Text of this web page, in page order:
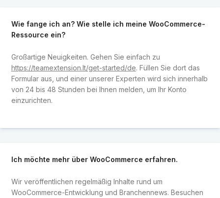
Wie fange ich an? Wie stelle ich meine WooCommerce-
Ressource ein?
Großartige Neuigkeiten. Gehen Sie einfach zu
https://teamextension.lt/get-started/de. Füllen Sie dort das
Formular aus, und einer unserer Experten wird sich innerhalb
von 24 bis 48 Stunden bei Ihnen melden, um Ihr Konto
einzurichten.
Ich möchte mehr über WooCommerce erfahren.
Wir veröffentlichen regelmäßig Inhalte rund um
WooCommerce-Entwicklung und Branchennews. Besuchen